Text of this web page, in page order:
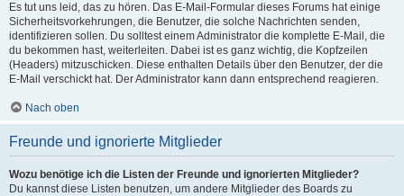
Es tut uns leid, das zu hören. Das E-Mail-Formular dieses Forums hat einige
Sicherheitsvorkehrungen, die Benutzer, die solche Nachrichten senden,
identifizieren sollen. Du solltest einem Administrator die komplette E-Mail, die
du bekommen hast, weiterleiten. Dabei ist es ganz wichtig, die Kopfzeilen
(Headers) mitzuschicken. Diese enthalten Details über den Benutzer, der die
E-Mail verschickt hat. Der Administrator kann dann entsprechend reagieren.
Nach oben
Freunde und ignorierte Mitglieder
Wozu benötige ich die Listen der Freunde und ignorierten Mitglieder?
Du kannst diese Listen benutzen, um andere Mitglieder des Boards zu